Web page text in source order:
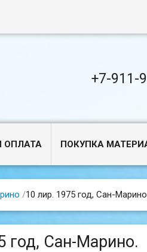
+7-911-
ОПЛАТА ПОКУПКА
/10 лир. 1975 год, Сан-
год, Сан-Марино.